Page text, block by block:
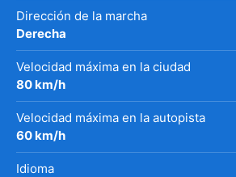
Dirección de la marcha
Derecha
Velocidad máxima en la ciudad
80 km/h
Velocidad máxima en la autopista
60 km/h
Idioma